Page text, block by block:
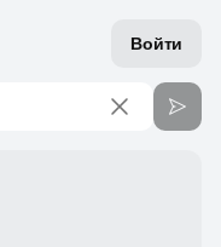
Войти